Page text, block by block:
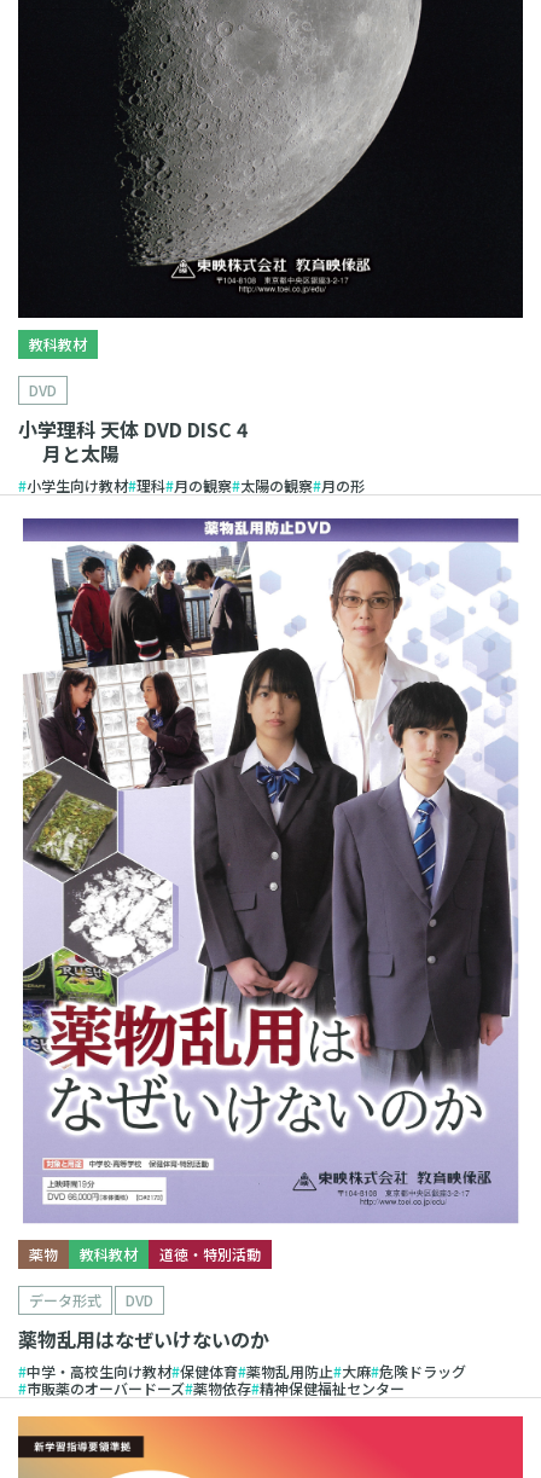
教科教材
DVD
小学理科 天体 DVD DISC 4
月と太陽
小学生向け教材 理科 月の観察 太陽の観察 月の形
薬物 教科教材 道徳・特別活動
データ形式 DVD
薬物乱用はなぜいけないのか
中学・高校生向け教材 保健体育 薬物乱用防止 大麻 危険ドラッグ
市販薬のオーバードーズ 薬物依存 精神保健福祉センター